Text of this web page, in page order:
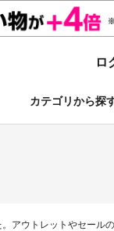
ロ
カテゴリから探
アウトレットやセール